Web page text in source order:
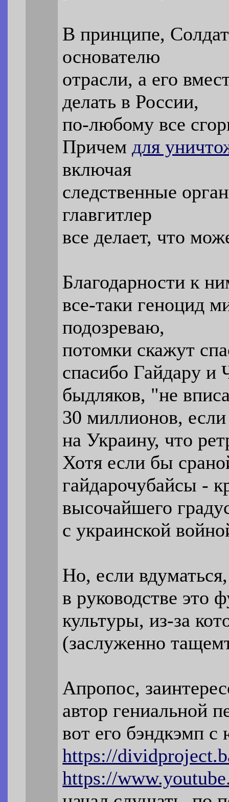
В принципе,
основателю
отрасли, а его
делать в России,
по-любому все
Причем для
включая
следственные
главгитлер
все делает, что
Благодарности к
все-таки геноцид
подозреваю,
потомки скажут
спасибо Гайдару и
быдляков, "не
30 миллионов,
на Украину, что
Хотя если бы
гайдарочубайсы -
высочайшего
с украинской
Но, если
в руководстве это
культуры, из-за
(заслуженно
Апропос,
автор гениальной
вот его бэндкэмп
https://
https://